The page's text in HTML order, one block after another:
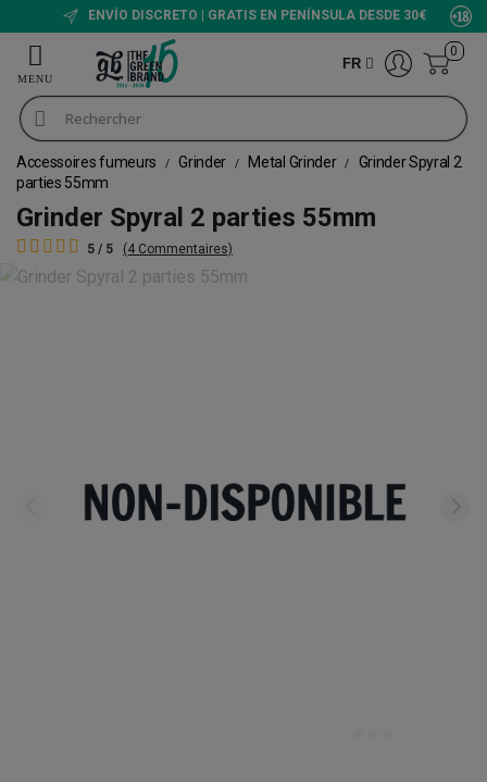
ENVÍO DISCRETO | GRATIS EN PENÍNSULA DESDE 30€
FR
0
Accessoires fumeurs Grinder Metal Grinder
Grinder Spyral 2
parties 55mm
Grinder Spyral 2 parties 55mm
5 / 5 (4 Commentaires)